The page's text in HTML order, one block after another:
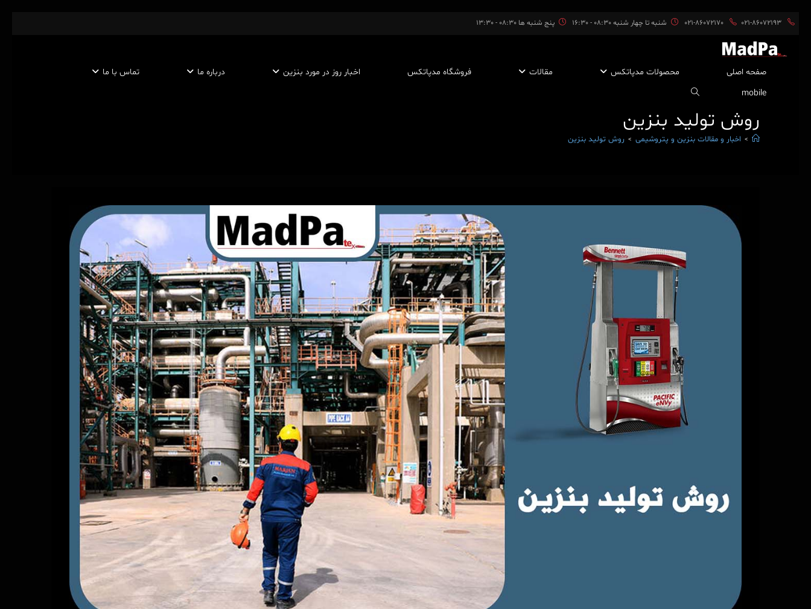
پایان
021-86072170 021-86072193 شنبه تا چهار شنبه 08:30 - 16:30 پنج شنبه ها 08:30 - 13:30
صفحه اصلی محصولات مدپاتکس مقالات فروشگاه مدپاتکس اخبار روز در مورد بنزین درباره ما
تماس با ما
mobile
روش تولید بنزین
> اخبار و مقالات بنزین و پتروشیمی > روش تولید بنزین